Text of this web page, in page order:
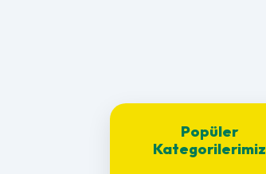
Popüler
Kategorilerimiz